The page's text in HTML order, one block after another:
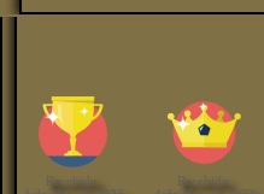
Recebido:
Recebido: